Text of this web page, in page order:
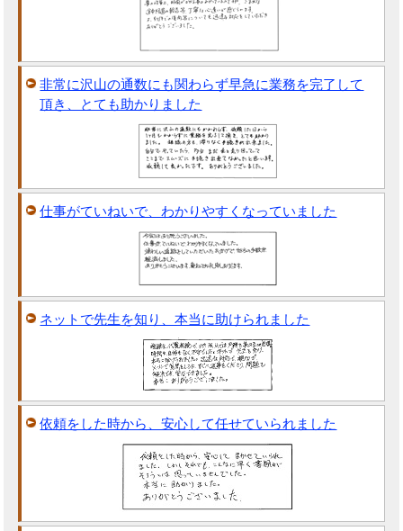
非常に沢山の通数にも関わらず早急に業務を完了して
頂き、とても助かりました
仕事がていねいで、わかりやすくなっていました
ネットで先生を知り、本当に助けられました
依頼をした時から、安心して任せていられました